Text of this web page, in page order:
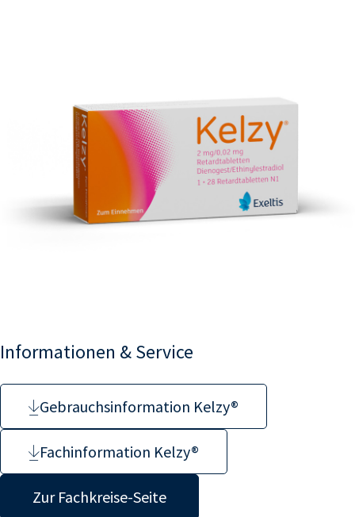
Informationen & Service
Gebrauchsinformation Kelzy®
Fachinformation Kelzy®
Zur Fachkreise-Seite